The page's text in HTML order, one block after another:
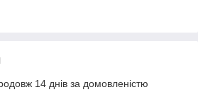
14 днів за домовленістю